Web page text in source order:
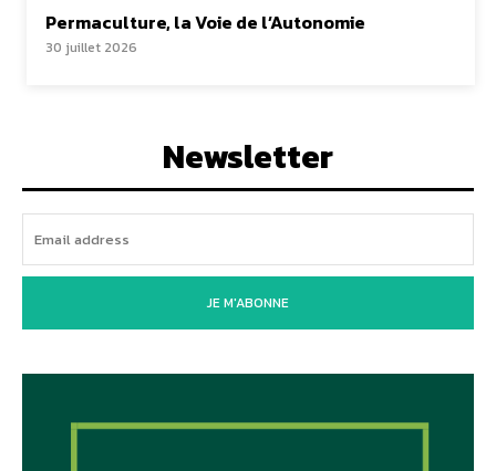
Permaculture, la Voie de l’Autonomie
30 juillet 2026
Newsletter
JE M'ABONNE